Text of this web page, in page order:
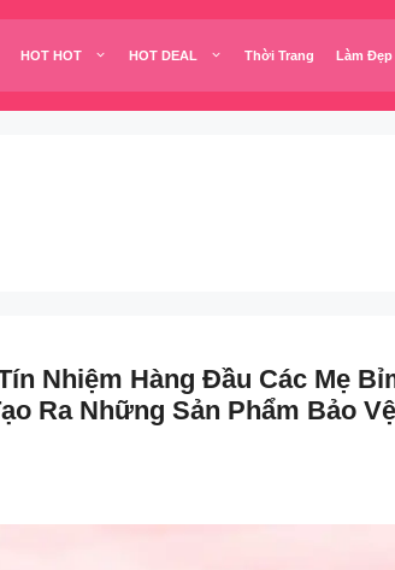
HOT HOT HOT DEAL Thời Trang Làm Đẹp
Nhiệm Hàng Đầu Các Mẹ
Ra Những Sản Phẩm Bảo